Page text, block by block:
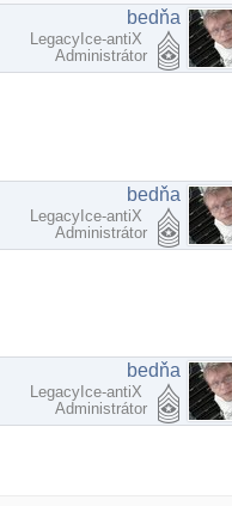
bedňa
LegacyIce-antiX
Administrátor
bedňa
LegacyIce-antiX
Administrátor
bedňa
LegacyIce-antiX
Administrátor